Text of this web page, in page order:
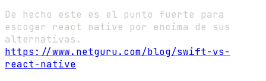
De hecho este es el punto fuerte para
escoger react native por encima de sus
alternativas.
https://www.netguru.com/blog/swift-vs-
react-native